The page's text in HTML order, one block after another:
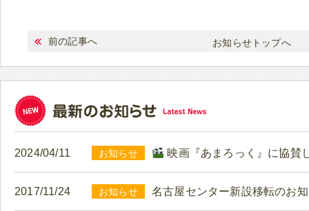
前の記事へ お知らせトップへ
2024/04/11 お知らせ 映画『あまろっく』に協賛
2017/11/24 お知らせ 名古屋センター新設移転のお